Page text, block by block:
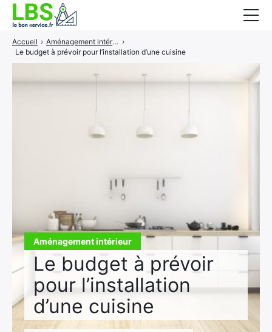
Aménagement intérieur
Le budget à prévoir
pour l’installation
d’une cuisine
Accueil › Aménagement intérieur ›
Le budget à prévoir pour l’installation d’une cuisine
Gros oeuvre